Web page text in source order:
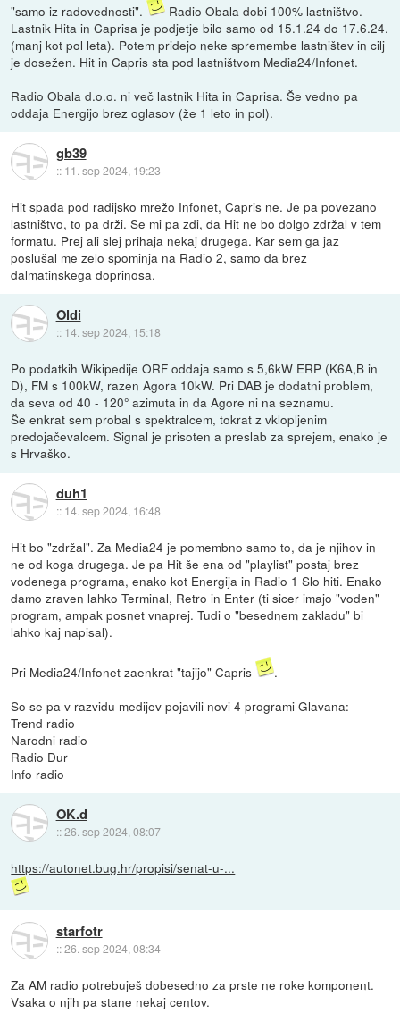
"samo iz radovednosti".
Radio Obala dobi 100% lastništvo.
Lastnik Hita in Caprisa je podjetje bilo samo od 15.1.24 do 17.6.24.
(manj kot pol leta). Potem pridejo neke spremembe lastništev in cilj
je dosežen. Hit in Capris sta pod lastništvom Media24/Infonet.
Radio Obala d.o.o. ni več lastnik Hita in Caprisa. Še vedno pa
oddaja Energijo brez oglasov (že 1 leto in pol).
gb39
:: 11. sep 2024, 19:23
Hit spada pod radijsko mrežo Infonet, Capris ne. Je pa povezano
lastništvo, to pa drži. Se mi pa zdi, da Hit ne bo dolgo zdržal v tem
formatu. Prej ali slej prihaja nekaj drugega. Kar sem ga jaz
poslušal me zelo spominja na Radio 2, samo da brez
dalmatinskega doprinosa.
Oldi
:: 14. sep 2024, 15:18
Po podatkih Wikipedije ORF oddaja samo s 5,6kW ERP (K6A,B in
D), FM s 100kW, razen Agora 10kW. Pri DAB je dodatni problem,
da seva od 40 - 120° azimuta in da Agore ni na seznamu.
Še enkrat sem probal s spektralcem, tokrat z vklopljenim
predojačevalcem. Signal je prisoten a preslab za sprejem, enako je
s Hrvaško.
duh1
:: 14. sep 2024, 16:48
Hit bo "zdržal". Za Media24 je pomembno samo to, da je njihov in
ne od koga drugega. Je pa Hit še ena od "playlist" postaj brez
vodenega programa, enako kot Energija in Radio 1 Slo hiti. Enako
damo zraven lahko Terminal, Retro in Enter (ti sicer imajo "voden"
program, ampak posnet vnaprej. Tudi o "besednem zakladu" bi
lahko kaj napisal).
Pri Media24/Infonet zaenkrat "tajijo" Capris
.
So se pa v razvidu medijev pojavili novi 4 programi Glavana:
Trend radio
Narodni radio
Radio Dur
Info radio
OK.d
::26. sep 2024, 08:07
https://autonet.bug.hr/propisi/senat-u-...
starfotr
::26. sep 2024, 08:34
Za AM radio potrebuješ dobesedno za prste ne roke komponent.
Vsaka o njih pa stane nekaj centov.